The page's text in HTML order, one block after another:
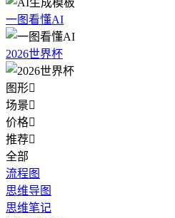
一图看懂AI
2026世界杯
图形
场景
价格
推荐
全部
流程图
思维导图
思维笔记